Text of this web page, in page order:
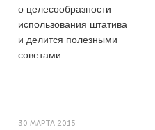
о целесообразности
использования штатива
и делится полезными
советами.
30 МАРТА 2015